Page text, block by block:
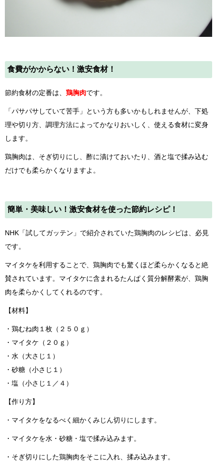
食費がかからない！激安食材！
節約食材の定番は、 鶏胸肉です。
「パサパサしていて苦手」という方も多いかもしれませんが、下処
理や切り方、調理方法によってかなりおいしく、使える食材に変身
します。
鶏胸肉は、そぎ切りにし、酢に漬けておいたり、酒と塩で揉み込む
だけでも柔らかくなりますよ。
簡単・美味しい！激安食材を使った節約レシピ！
NHK「試してガッテン」で紹介されていた鶏胸肉のレシピは、必見
です。
マイタケを利用することで、鶏胸肉でも驚くほど柔らかくなると絶
賛されています。マイタケに含まれるたんぱく質分解酵素が、鶏胸
肉を柔らかくしてくれるのです。
【材料】
・鶏むね肉１枚（２５０ｇ）
・マイタケ（２０ｇ）
・水（大さじ１）
・砂糖（小さじ１）
・塩（小さじ１／４）
【作り方】
・マイタケをなるべく細かくみじん切りにします。
・マイタケを水・砂糖・塩で揉み込みます。
・そぎ切りにした鶏胸肉をそこに入れ、揉み込みます。